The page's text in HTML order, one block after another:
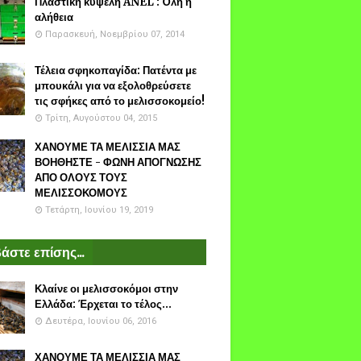
αλήθεια
Παρασκευή, Νοεμβρίου 07, 2014
Τέλεια σφηκοπαγίδα: Πατέντα με
μπουκάλι για να εξολοθρεύσετε
τις σφήκες από το μελισσοκομείο!
Τρίτη, Αυγούστου 04, 2015
ΧΑΝΟΥΜΕ ΤΑ ΜΕΛΙΣΣΙΑ ΜΑΣ
ΒΟΗΘΗΣΤΕ - ΦΩΝΗ ΑΠΟΓΝΩΣΗΣ
ΑΠΟ ΟΛΟΥΣ ΤΟΥΣ
ΜΕΛΙΣΣΟΚΟΜΟΥΣ
Τετάρτη, Ιουνίου 19, 2019
επίσης...
Κλαίνε οι μελισσοκόμοι στην
Ελλάδα: Έρχεται το τέλος...
Δευτέρα, Ιουνίου 06, 2016
ΧΑΝΟΥΜΕ ΤΑ ΜΕΛΙΣΣΙΑ ΜΑΣ